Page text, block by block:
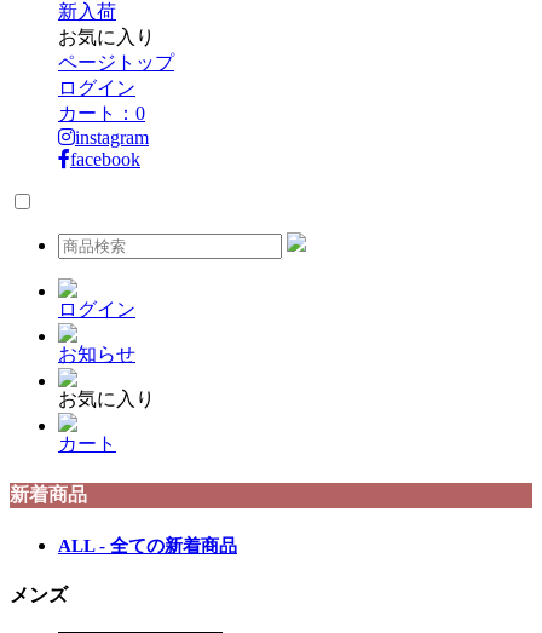
新入荷
お気に入り
ページトップ
ログイン
カート： 0
instagram
facebook
ログイン
お知らせ
お気に入り
カート
新着商品
ALL - 全ての新着商品
メンズ